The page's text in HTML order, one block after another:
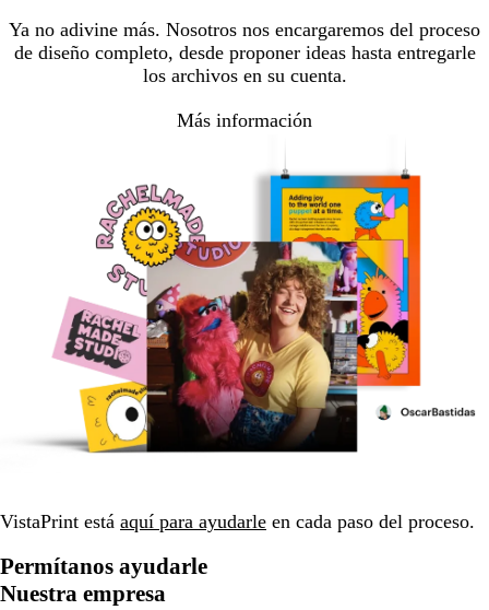
Ya no adivine más. Nosotros nos encargaremos del proceso
de diseño completo, desde proponer ideas hasta entregarle
los archivos en su cuenta.
Más información
VistaPrint está aquí para ayudarle en cada paso del proceso.
Permítanos ayudarle
Nuestra empresa